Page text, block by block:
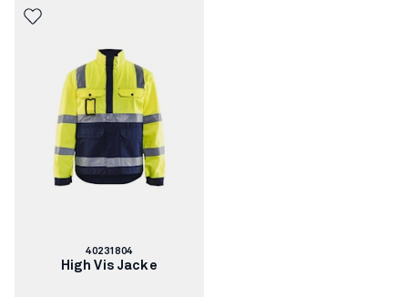
Artikelnummer:
40231804
High Vis Jacke